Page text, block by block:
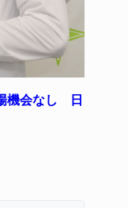
機会なし 日